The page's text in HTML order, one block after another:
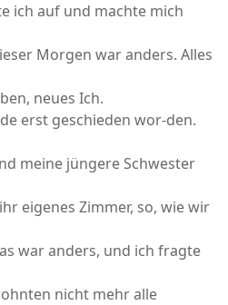
ich auf und machte mich
Morgen war anders. Alles
neues Ich.
erst geschieden wor-den.
meine jüngere Schwester
eigenes Zimmer, so, wie wir
war anders, und ich fragte
nicht mehr alle